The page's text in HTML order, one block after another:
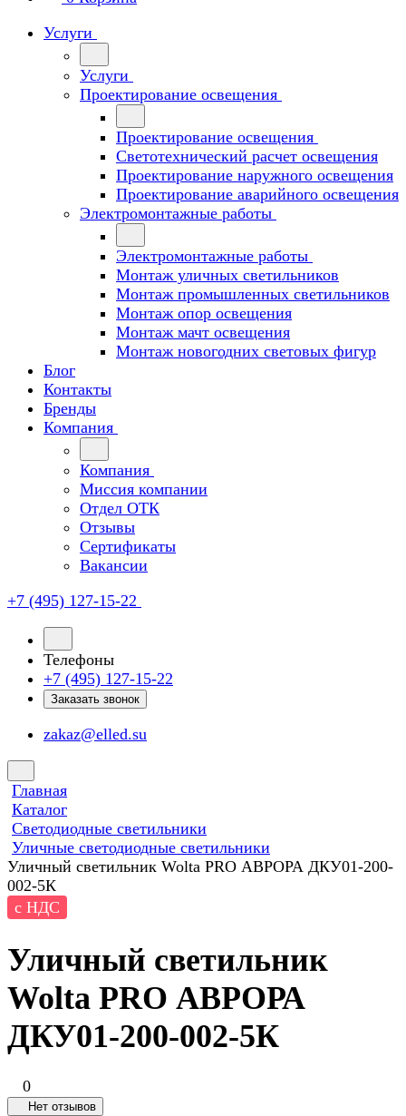
Услуги
Услуги
Проектирование освещения
Проектирование освещения
Светотехнический расчет освещения
Проектирование наружного освещения
Проектирование аварийного освещения
Электромонтажные работы
Электромонтажные работы
Монтаж уличных светильников
Монтаж промышленных светильников
Монтаж опор освещения
Монтаж мачт освещения
Монтаж новогодних световых фигур
Блог
Контакты
Бренды
Компания
Компания
Миссия компании
Отдел ОТК
Отзывы
Сертификаты
Вакансии
+7 (495) 127-15-22
Телефоны
+7 (495) 127-15-22
Заказать звонок
zakaz@elled.su
Главная
Каталог
Светодиодные светильники
Уличные светодиодные светильники
Уличный светильник Wolta PRO АВРОРА ДКУ01-200-
002-5К
с НДС
Уличный светильник
Wolta PRO АВРОРА
ДКУ01-200-002-5К
0
Нет отзывов